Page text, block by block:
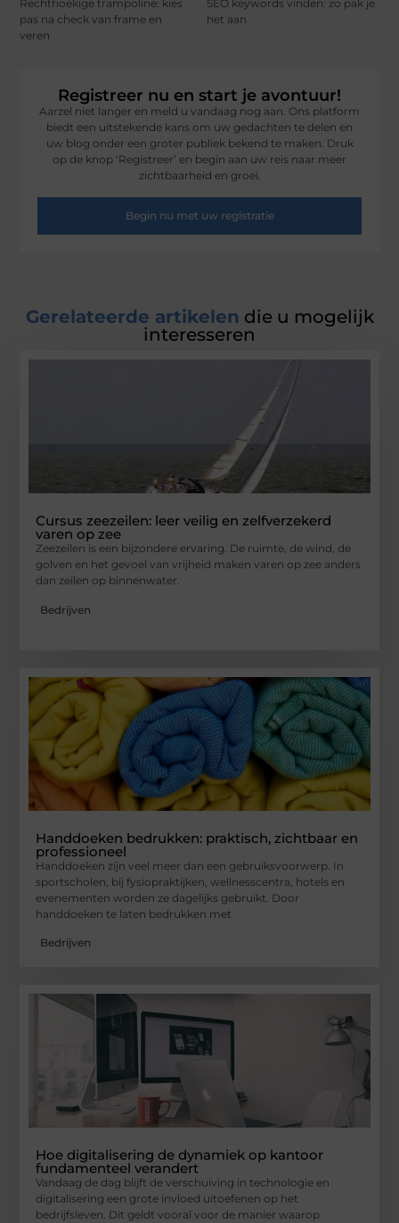
Rechthoekige trampoline: kies
pas na check van frame en
veren
SEO keywords vinden: zo pak je
het aan
Registreer nu en start je avontuur!
Aarzel niet langer en meld u vandaag nog aan. Ons platform
biedt een uitstekende kans om uw gedachten te delen en
uw blog onder een groter publiek bekend te maken. Druk
op de knop ‘Registreer’ en begin aan uw reis naar meer
zichtbaarheid en groei.
Begin nu met uw registratie
Gerelateerde artikelen die u mogelijk
interesseren
Cursus zeezeilen: leer veilig en zelfverzekerd
varen op zee
Zeezeilen is een bijzondere ervaring. De ruimte, de wind, de
golven en het gevoel van vrijheid maken varen op zee anders
dan zeilen op binnenwater.
Bedrijven
Handdoeken bedrukken: praktisch, zichtbaar en
professioneel
Handdoeken zijn veel meer dan een gebruiksvoorwerp. In
sportscholen, bij fysiopraktijken, wellnesscentra, hotels en
evenementen worden ze dagelijks gebruikt. Door
handdoeken te laten bedrukken met
Bedrijven
Hoe digitalisering de dynamiek op kantoor
fundamenteel verandert
Vandaag de dag blijft de verschuiving in technologie en
digitalisering een grote invloed uitoefenen op het
bedrijfsleven. Dit geldt vooral voor de manier waarop